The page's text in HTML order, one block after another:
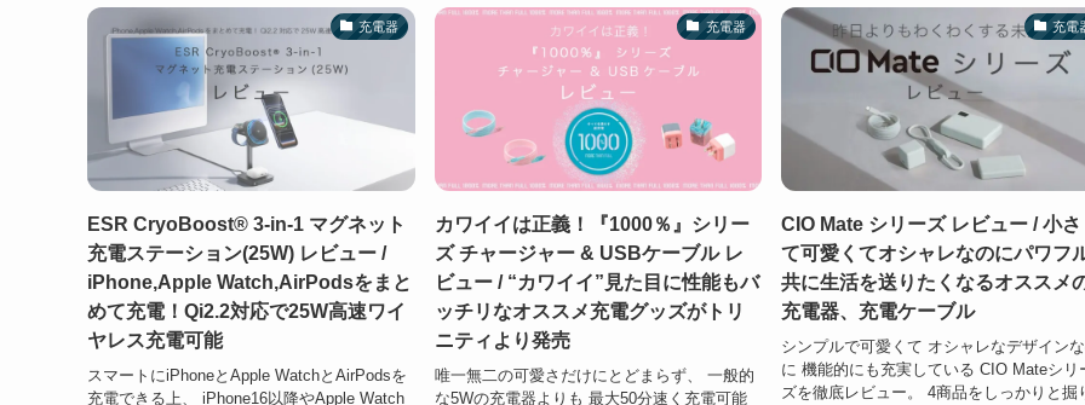
充電器
ESR CryoBoost® 3-in-1 マグネット
充電ステーション(25W) レビュー /
iPhone,Apple Watch,AirPodsをまと
めて充電！Qi2.2対応で25W高速ワイ
ヤレス充電可能
スマートにiPhoneとApple WatchとAirPodsを
充電できる上、 iPhone16以降やApple Watch
充電器
カワイイは正義！『1000％』シリー
ズ チャージャー & USBケーブル レ
ビュー / “カワイイ”見た目に性能もバ
ッチリなオススメ充電グッズがトリ
ニティより発売
唯一無二の可愛さだけにとどまらず、 一般的
な5Wの充電器よりも 最大50分速く充電可能
充電
CIO Mate シリーズ レビュー / 小さ
て可愛くてオシャレなのにパワフ
共に生活を送りたくなるオススメ
充電器、充電ケーブル
シンプルで可愛くて オシャレなデザイン
に 機能的にも充実している CIO Mateシリ
ズを徹底レビュー。 4商品をしっかりと掘